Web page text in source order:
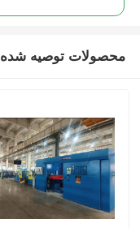
محصولات توصیه شده